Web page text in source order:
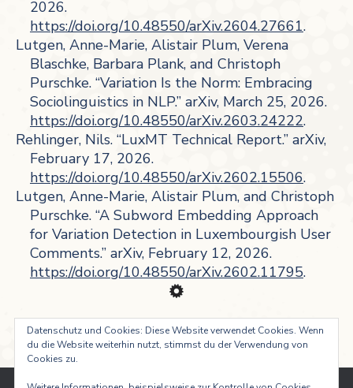
2026.
https://doi.org/10.48550/arXiv.2604.27661.
Lutgen, Anne-Marie, Alistair Plum, Verena
Blaschke, Barbara Plank, and Christoph
Purschke. “Variation Is the Norm: Embracing
Sociolinguistics in NLP.” arXiv, March 25, 2026.
https://doi.org/10.48550/arXiv.2603.24222.
Rehlinger, Nils. “LuxMT Technical Report.” arXiv,
February 17, 2026.
https://doi.org/10.48550/arXiv.2602.15506.
Lutgen, Anne-Marie, Alistair Plum, and Christoph
Purschke. “A Subword Embedding Approach
for Variation Detection in Luxembourgish User
Comments.” arXiv, February 12, 2026.
https://doi.org/10.48550/arXiv.2602.11795.
Datenschutz und Cookies: Diese Website verwendet Cookies. Wenn
du die Website weiterhin nutzt, stimmst du der Verwendung von
Cookies zu.